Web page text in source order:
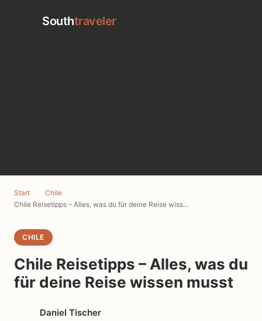
Southtraveler
Start › Chile
›
Chile Reisetipps – Alles, was du für deine Reise wissen musst
CHILE
Chile Reisetipps – Alles, was du
für deine Reise wissen musst
Daniel Tischer